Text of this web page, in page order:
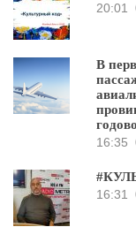
20:01
В
16:35
16:31